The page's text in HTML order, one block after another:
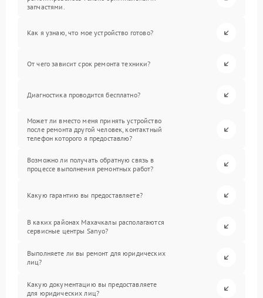
запчастями.
Как я узнаю, что мое устройство готово?
От чего зависит срок ремонта техники?
Диагностика проводится бесплатно?
Может ли вместо меня принять устройство
после ремонта другой человек, контактный
телефон которого я предоставлю?
Возможно ли получать обратную связь в
процессе выполнения ремонтных работ?
Какую гарантию вы предоставляете?
В каких районах Махачкалы располагаются
сервисные центры Sanyo?
Выполняете ли вы ремонт для юридических
лиц?
Какую документацию вы предоставляете
для юридических лиц?